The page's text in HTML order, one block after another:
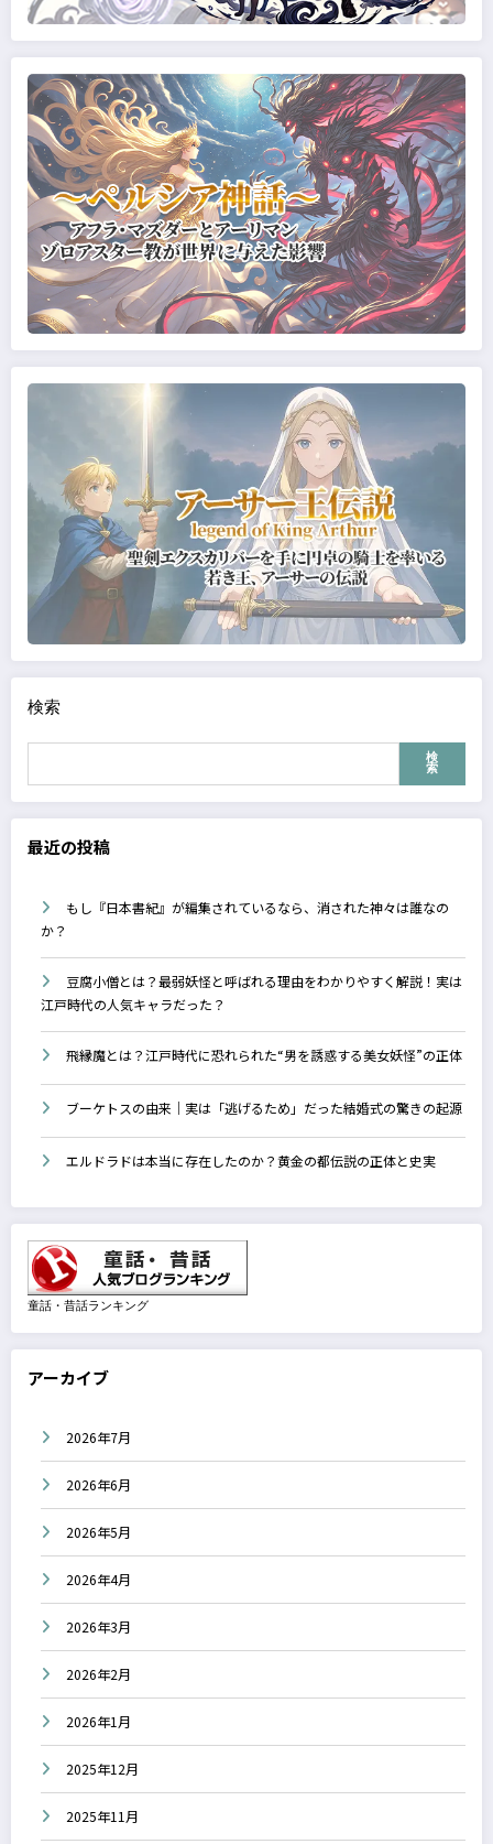
検索
検
索
最近の投稿
もし『日本書紀』が編集されているなら、消された神々は誰なの
か？
豆腐小僧とは？最弱妖怪と呼ばれる理由をわかりやすく解説！実は
江戸時代の人気キャラだった？
飛縁魔とは？江戸時代に恐れられた“男を誘惑する美女妖怪”の正体
ブーケトスの由来｜実は「逃げるため」だった結婚式の驚きの起源
エルドラドは本当に存在したのか？黄金の都伝説の正体と史実
童話・昔話ランキング
アーカイブ
2026年7月
2026年6月
2026年5月
2026年4月
2026年3月
2026年2月
2026年1月
2025年12月
2025年11月